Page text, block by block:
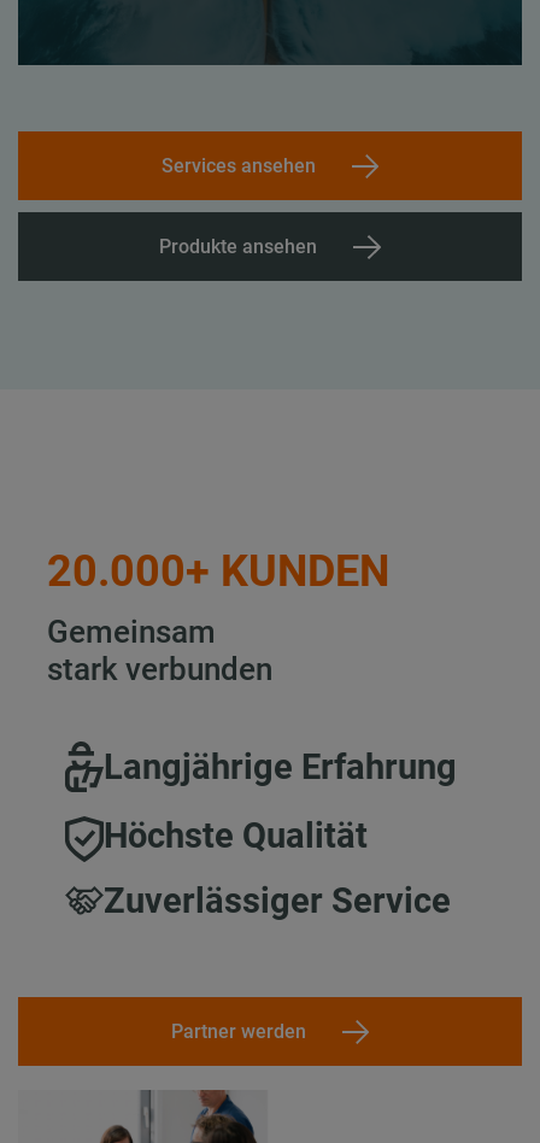
Services ansehen
Produkte ansehen
20.000+ KUNDEN
Gemeinsam
stark verbunden
Langjährige Erfahrung
Höchste Qualität
Zuverlässiger Service
Partner werden